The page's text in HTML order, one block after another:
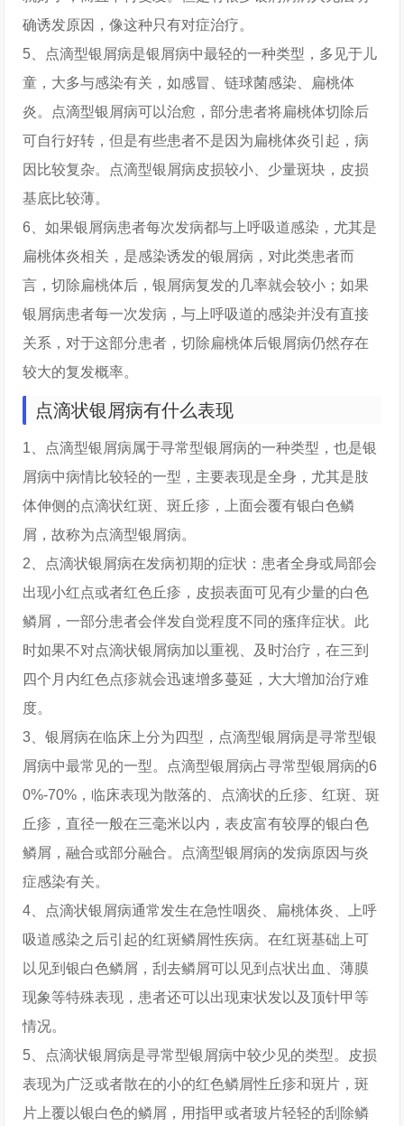
确诱发原因，像这种只有对症治疗。
5、点滴型银屑病是银屑病中最轻的一种类型，多见于儿
童，大多与感染有关，如感冒、链球菌感染、扁桃体
炎。点滴型银屑病可以治愈，部分患者将扁桃体切除后
可自行好转，但是有些患者不是因为扁桃体炎引起，病
因比较复杂。点滴型银屑病皮损较小、少量斑块，皮损
基底比较薄。
6、如果银屑病患者每次发病都与上呼吸道感染，尤其是
扁桃体炎相关，是感染诱发的银屑病，对此类患者而
言，切除扁桃体后，银屑病复发的几率就会较小；如果
银屑病患者每一次发病，与上呼吸道的感染并没有直接
关系，对于这部分患者，切除扁桃体后银屑病仍然存在
较大的复发概率。
点滴状银屑病有什么表现
1、点滴型银屑病属于寻常型银屑病的一种类型，也是银
屑病中病情比较轻的一型，主要表现是全身，尤其是肢
体伸侧的点滴状红斑、斑丘疹，上面会覆有银白色鳞
屑，故称为点滴型银屑病。
2、点滴状银屑病在发病初期的症状：患者全身或局部会
出现小红点或者红色丘疹，皮损表面可见有少量的白色
鳞屑，一部分患者会伴发自觉程度不同的瘙痒症状。此
时如果不对点滴状银屑病加以重视、及时治疗，在三到
四个月内红色点疹就会迅速增多蔓延，大大增加治疗难
度。
3、银屑病在临床上分为四型，点滴型银屑病是寻常型银
屑病中最常见的一型。点滴型银屑病占寻常型银屑病的6
0%-70%，临床表现为散落的、点滴状的丘疹、红斑、斑
丘疹，直径一般在三毫米以内，表皮富有较厚的银白色
鳞屑，融合或部分融合。点滴型银屑病的发病原因与炎
症感染有关。
4、点滴状银屑病通常发生在急性咽炎、扁桃体炎、上呼
吸道感染之后引起的红斑鳞屑性疾病。在红斑基础上可
以见到银白色鳞屑，刮去鳞屑可以见到点状出血、薄膜
现象等特殊表现，患者还可以出现束状发以及顶针甲等
情况。
5、点滴状银屑病是寻常型银屑病中较少见的类型。皮损
表现为广泛或者散在的小的红色鳞屑性丘疹和斑片，斑
片上覆以银白色的鳞屑，用指甲或者玻片轻轻的刮除鳞